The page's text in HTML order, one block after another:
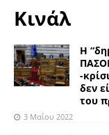
Κινάλ
Η
-
δεν
του
3 Μαΐου 2022